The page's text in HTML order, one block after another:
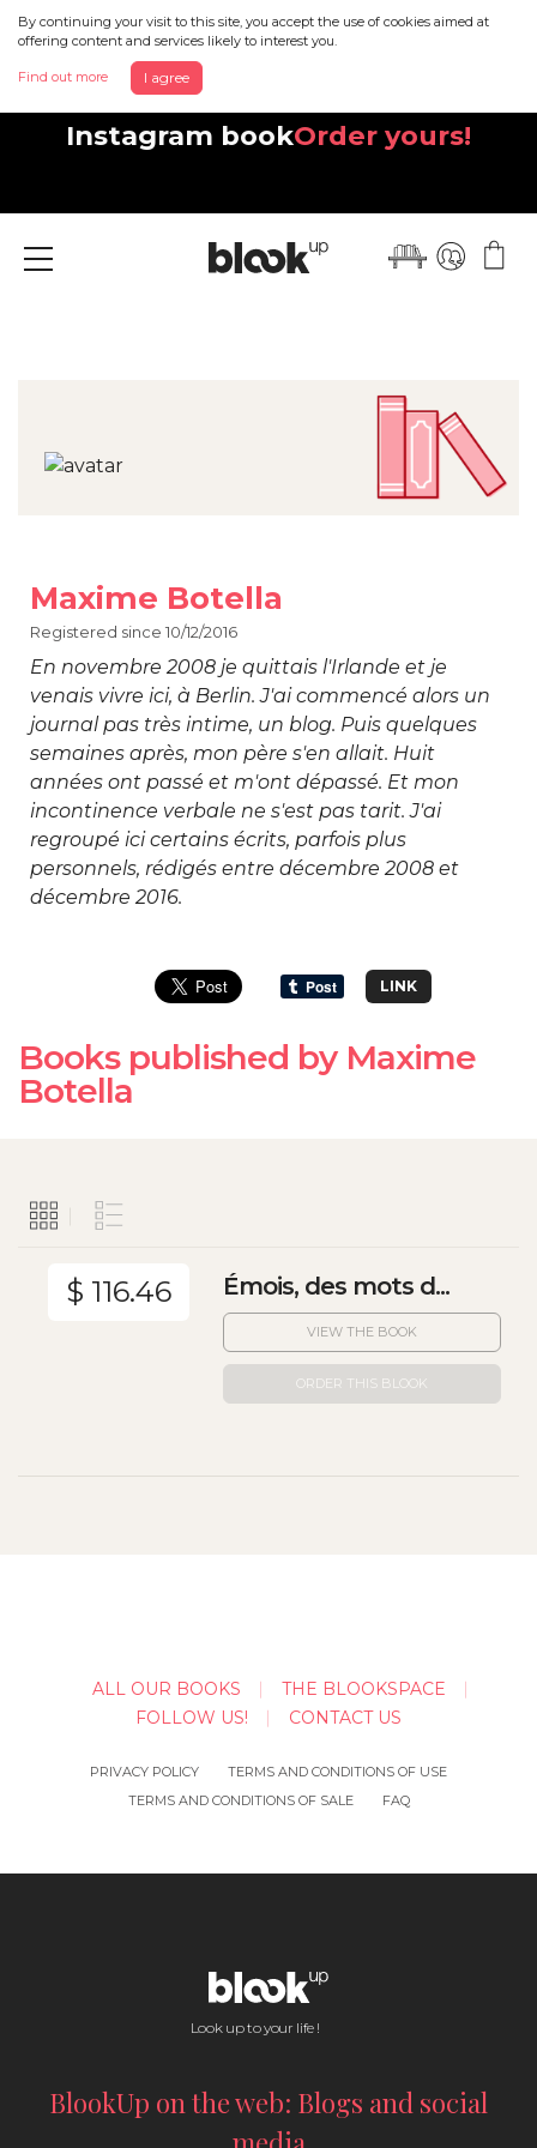
By continuing your visit to this site, you accept the use of cookies aimed at
offering content and services likely to interest you.
Find out more I agree
Discover your beautiful new
Instagram bookOrder yours!
Menu
Maxime Botella
Registered since 10/12/2016
En novembre 2008 je quittais l'Irlande et je
venais vivre ici, à Berlin. J'ai commencé alors un
journal pas très intime, un blog. Puis quelques
semaines après, mon père s'en allait. Huit
années ont passé et m'ont dépassé. Et mon
incontinence verbale ne s'est pas tarit. J'ai
regroupé ici certains écrits, parfois plus
personnels, rédigés entre décembre 2008 et
décembre 2016.
LINK
Books published by Maxime
Botella
$ 116.46 Émois, des mots d...
VIEW THE BOOK
ORDER THIS BLOOK
ALL OUR BOOKS
THE BLOOKSPACE
FOLLOW US!
CONTACT US
PRIVACY POLICY
TERMS AND CONDITIONS OF USE
TERMS AND CONDITIONS OF SALE
FAQ
Look up to your life !
BlookUp on the web: Blogs and social